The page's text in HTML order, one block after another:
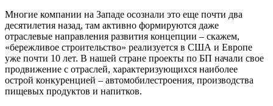
Многие компании на Западе осознали это еще почти два
десятилетия назад, там активно формируются даже
отраслевые направления развития концепции – скажем,
«бережливое строительство» реализуется в США и Европе
уже почти 10 лет. В нашей стране проекты по БП начали свое
продвижение с отраслей, характеризующихся наиболее
острой конкуренцией – автомобилестроения, производства
пищевых продуктов и напитков.